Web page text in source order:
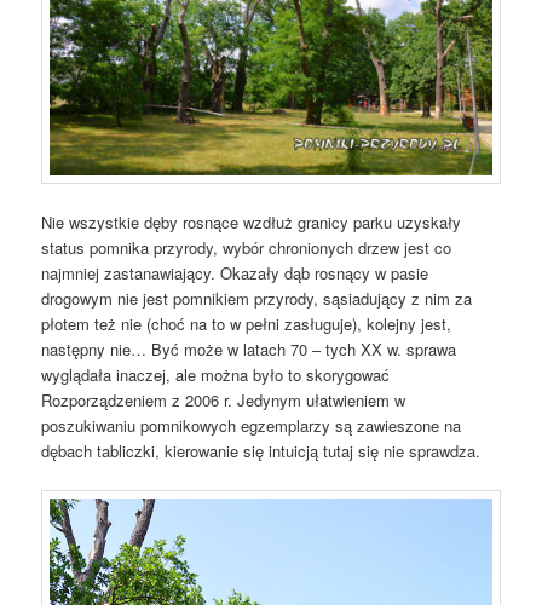
Nie wszystkie dęby rosnące wzdłuż granicy parku uzyskały
status pomnika przyrody, wybór chronionych drzew jest co
najmniej zastanawiający. Okazały dąb rosnący w pasie
drogowym nie jest pomnikiem przyrody, sąsiadujący z nim za
płotem też nie (choć na to w pełni zasługuje), kolejny jest,
następny nie… Być może w latach 70 – tych XX w. sprawa
wyglądała inaczej, ale można było to skorygować
Rozporządzeniem z 2006 r. Jedynym ułatwieniem w
poszukiwaniu pomnikowych egzemplarzy są zawieszone na
dębach tabliczki, kierowanie się intuicją tutaj się nie sprawdza.